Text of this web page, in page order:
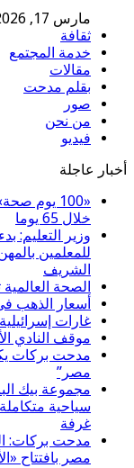
مارس 17, 2026
ثقافة
خدمة المجتمع
مقالات
بقلم مدحت
صور
من نحن
فيديو
أخبار عاجلة
خلال 65 يوما
وزير التعليم:
للمعلمين
الشريف
الصحة
أسعار الذهب في
غارات
موقف النادي
مدحت بركات
مصر”
غرفة
مدحت بركات:
مصر بافتتاح